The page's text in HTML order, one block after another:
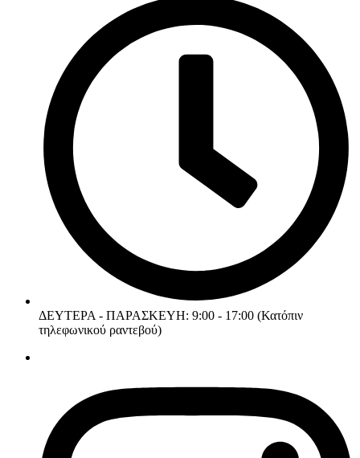
ΔΕΥΤΕΡΑ - ΠΑΡΑΣΚΕΥΗ: 9:00 - 17:00 (Κατόπιν
τηλεφωνικού ραντεβού)